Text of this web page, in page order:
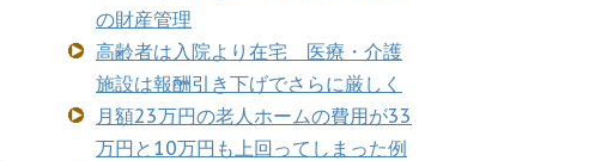
の財産管理
高齢者は入院より在宅 医療・介護
施設は報酬引き下げでさらに厳しく
月額23万円の老人ホームの費用が33
万円と10万円も上回ってしまった例